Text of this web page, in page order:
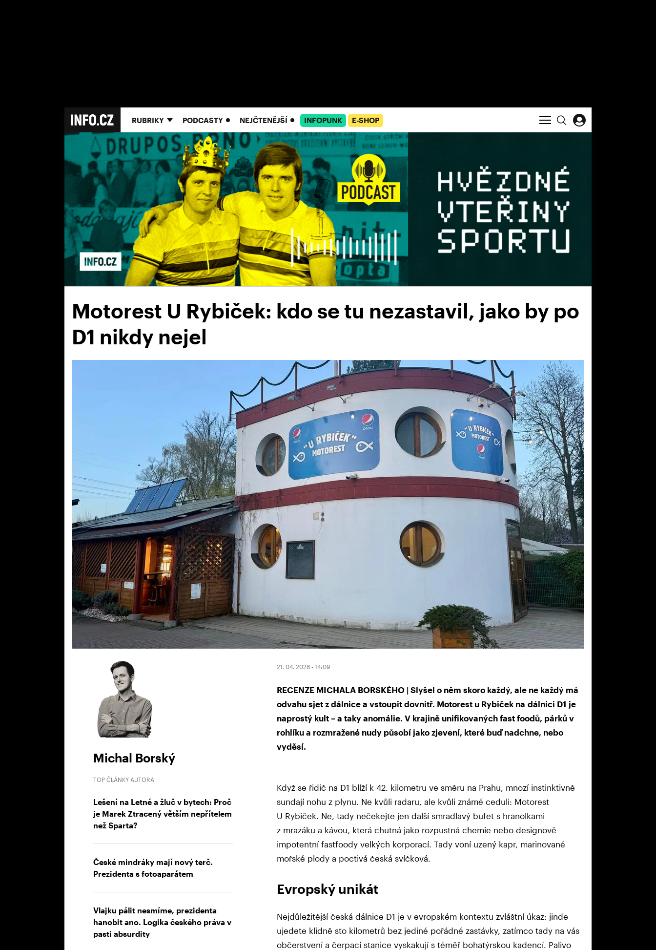
RUBRIKY PODCASTY NEJČTENĚJŠÍ INFOPUNK E-SHOP
Motorest U Rybiček: kdo se tu nezastavil, jako by po
D1 nikdy nejel
Michal Borský
TOP ČLÁNKY AUTORA
Lešení na Letné a žluč v bytech: Proč
je Marek Ztracený větším nepřítelem
než Sparta?
České mindráky mají nový terč.
Prezidenta s fotoaparátem
Vlajku pálit nesmíme, prezidenta
hanobit ano. Logika českého práva v
pasti absurdity
21. 04. 2026 • 14:09
RECENZE MICHALA BORSKÉHO | Slyšel o něm skoro každý, ale ne každý má
odvahu sjet z dálnice a vstoupit dovnitř. Motorest u Rybiček na dálnici D1 je
naprostý kult – a taky anomálie. V krajině unifikovaných fast foodů, párků v
rohlíku a rozmražené nudy působí jako zjevení, které buď nadchne, nebo
vyděsí.
Když se řidič na D1 blíží k 42. kilometru ve směru na Prahu, mnozí instinktivně
sundají nohu z plynu. Ne kvůli radaru, ale kvůli známé ceduli: Motorest
U Rybiček. Ne, tady nečekejte jen další smradlavý bufet s hranolkami
z mrazáku a kávou, která chutná jako rozpustná chemie nebo designově
impotentní fastfoody velkých korporací. Tady voní uzený kapr, marinované
mořské plody a poctivá česká svíčková.
Evropský unikát
Nejdůležitější česká dálnice D1 je v evropském kontextu zvláštní úkaz: jinde
ujedete klidně sto kilometrů bez jediné pořádné zastávky, zatímco tady na vás
občerstvení a čerpací stanice vyskakují s téměř bohatýrskou kadencí. Palivo